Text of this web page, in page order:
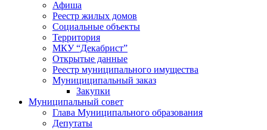
Афиша
Реестр жилых домов
Социальные объекты
Территория
МКУ “Декабрист”
Открытые данные
Реестр муниципального имущества
Мунициципальный заказ
Закупки
Муниципальный совет
Глава Муниципального образования
Депутаты